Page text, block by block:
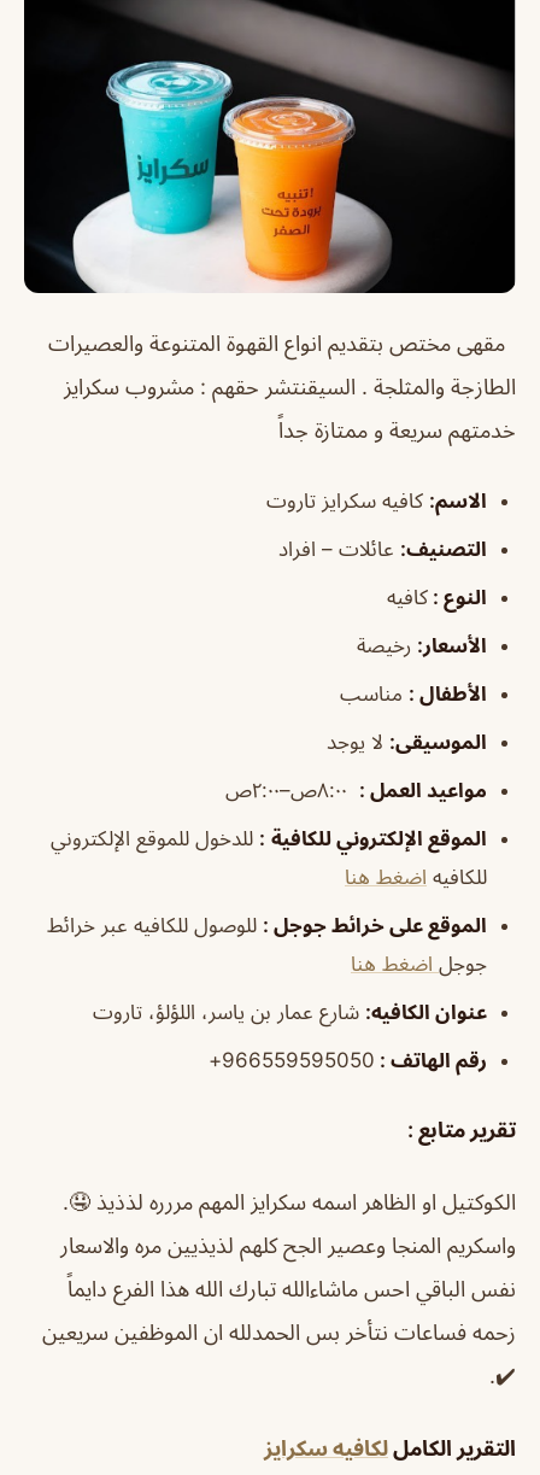
مقهى مختص بتقديم انواع القهوة المتنوعة والعصيرات
الطازجة والمثلجة . السيقنتشر حقهم : مشروب سكرايز
خدمتهم سريعة و ممتازة جداً
الاسم: كافيه سكرايز تاروت
التصنيف: عائلات – افراد
النوع : كافيه
الأسعار: رخيصة
الأطفال : مناسب
الموسيقى: لا يوجد
مواعيد العمل :
الموقع الإلكتروني للكافية : للدخول للموقع الإلكتروني
للكافيه اضغط هنا
الموقع على خرائط جوجل : للوصول للكافيه عبر خرائط
جوجل اضغط هنا
عنوان الكافيه: شارع عمار بن ياسر، اللؤلؤ، تاروت
رقم الهاتف : 966559595050+
تقرير متابع :
الكوكتيل او الظاهر اسمه سكرايز المهم مررره لذذيذ 🤤.
واسكريم المنجا وعصير الجح كلهم لذيذيين مره والاسعار
نفس الباقي احس ماشاءالله تبارك الله هذا الفرع دايماً
زحمه فساعات نتأخر بس الحمدلله ان الموظفين سريعين
✔️.
التقرير الكامللكافيه سكرايز